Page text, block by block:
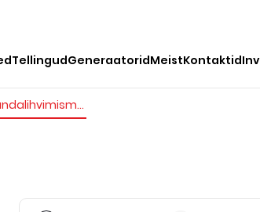
TellingudGeneraatoridMeistKontaktid
Põrandalihvimismasin kettaga, d=400 mm, 230 V